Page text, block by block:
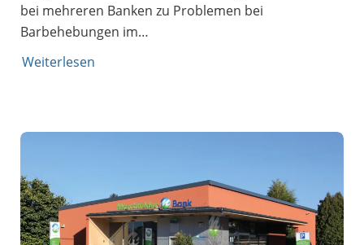
bei mehreren Banken zu Problemen bei
Barbehebungen im…
Weiterlesen